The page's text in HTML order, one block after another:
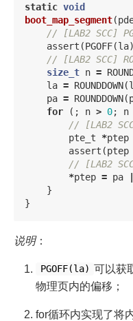
static void
boot_map_segment(
// [LAB2 SCC]
assert (PGOFF(la)
// [LAB2 SCC]
size_t n =
la = ROUNDDOWN(
pa = ROUNDDOWN(
for
(; n > 0; n
// [LAB2
pte_t
*ptep
assert (ptep
// [LAB2
*ptep = pa
}
}
说明：
PGOFF(la) 可以获
物理页内的偏移；
for循环内实现了将